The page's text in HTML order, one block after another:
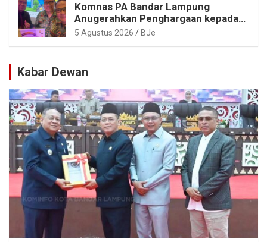
Komnas PA Bandar Lampung
Anugerahkan Penghargaan kepada
Kombes Pol. Alfret Jacob Tilukay
5 Agustus 2026 BJe
Kabar Dewan